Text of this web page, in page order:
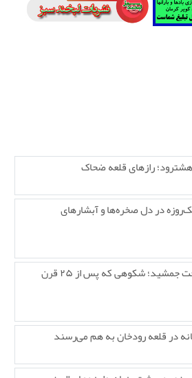
رازهای قلعه ضحاک
در دل صخره‌ها و آبشارهای
۱۰ حقیقت جالب درباره تخت جمشید؛ شکوهی که پس از ۲۵ قرن
در قلعه رودخان به هم می‌رسند